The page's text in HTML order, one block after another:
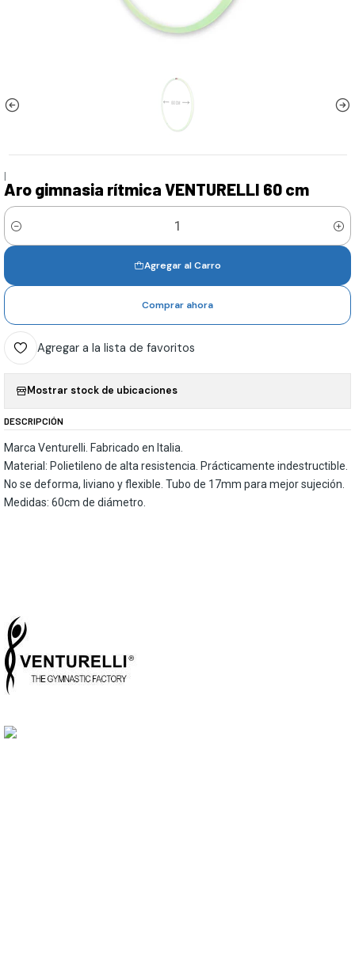
|
Aro gimnasia rítmica VENTURELLI 60 cm
Cantidad
Agregar al Carro
Comprar ahora
Agregar a la lista de favoritos
Mostrar stock de ubicaciones
DESCRIPCIÓN
Marca Venturelli. Fabricado en Italia.
Material: Polietileno de alta resistencia. Prácticamente indestructible.
No se deforma, liviano y flexible. Tubo de 17mm para mejor sujeción.
Medidas: 60cm de diámetro.